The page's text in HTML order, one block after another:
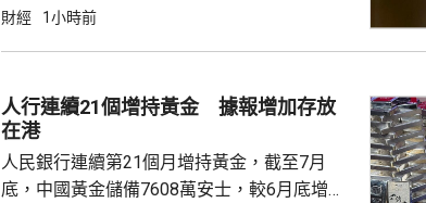
需要降決不少跨尺度的複雜科學問題。他又
力整合為Genius Agent，能調度專家技能與真
實實驗和基礎設施，完成真正的科研項目，並
已...
財經 1小時前
人行連續21個增持黃金 據報增加存放
在港
人民銀行連續第21個月增持黃金，截至7月
底，中國黃金儲備7608萬安士，較6月底增加